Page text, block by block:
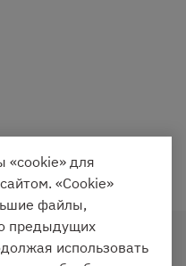
Стол.
Studio
«cookie» для
«Cookie»
файлы,
предыдущих
использовать